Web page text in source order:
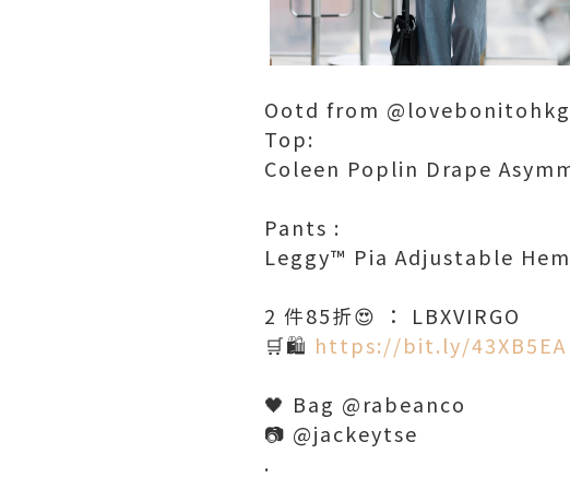
Ootd from @lovebonitohkg
Top:
Coleen Poplin Drape
Pants :
Leggy™ Pia Adjustable
2 件85折😍 ： LBXVIRGO
🛒🛍️ https://bit.ly/43XB5EA
🖤 Bag @rabeanco
📷 @jackeytse
.